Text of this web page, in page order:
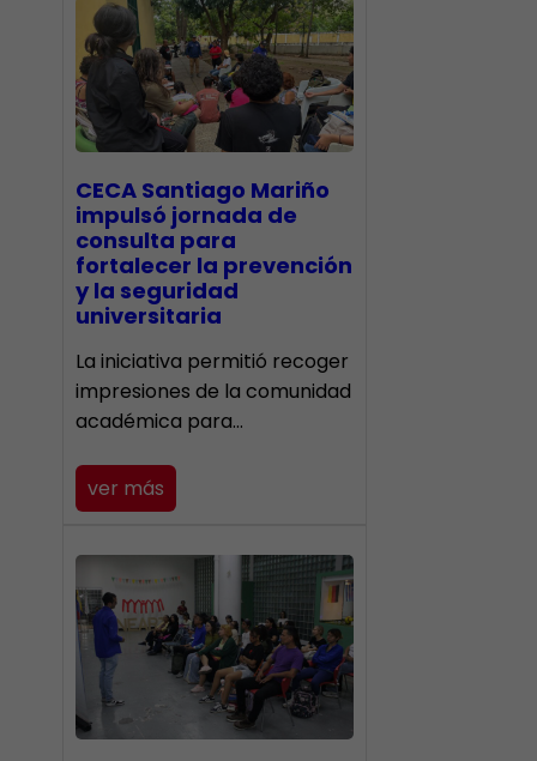
CECA Santiago Mariño
impulsó jornada de
consulta para
fortalecer la prevención
y la seguridad
universitaria
La iniciativa permitió recoger
impresiones de la comunidad
académica para…
ver más